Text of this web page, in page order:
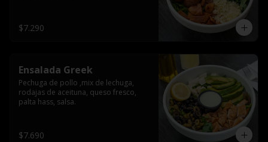
$7.290
Ensalada Greek
Pechuga de pollo ,mix de lechuga,
rodajas de aceituna, queso fresco,
palta hass, salsa.
$7.690